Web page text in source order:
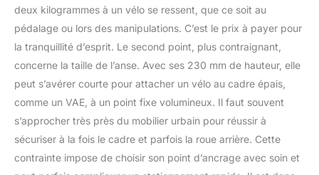
deux kilogrammes à un vélo se ressent, que ce soit au
pédalage ou lors des manipulations. C’est le prix à payer pour
la tranquillité d’esprit. Le second point, plus contraignant,
concerne la taille de l’anse. Avec ses 230 mm de hauteur, elle
peut s’avérer courte pour attacher un vélo au cadre épais,
comme un VAE, à un point fixe volumineux. Il faut souvent
s’approcher très près du mobilier urbain pour réussir à
sécuriser à la fois le cadre et parfois la roue arrière. Cette
contrainte impose de choisir son point d’ancrage avec soin et